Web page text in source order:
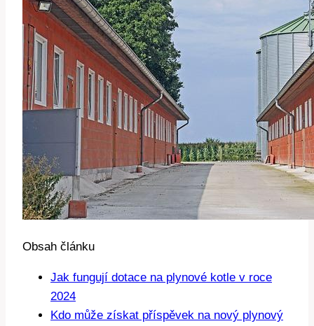
Obsah článku
Jak fungují dotace na plynové kotle v roce
2024
Kdo může získat příspěvek na nový plynový